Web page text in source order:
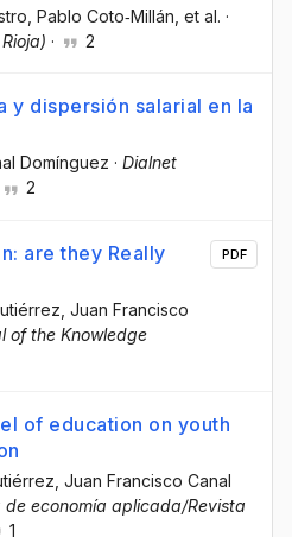
, Pablo Coto‐Millán , et al. ·
· 2
y dispersión salarial en la
Domínguez · Dialnet
2
are they Really
, Juan Francisco
of the Knowledge
PDF
of education on youth
, Juan Francisco Canal
de economía aplicada/Revista
1